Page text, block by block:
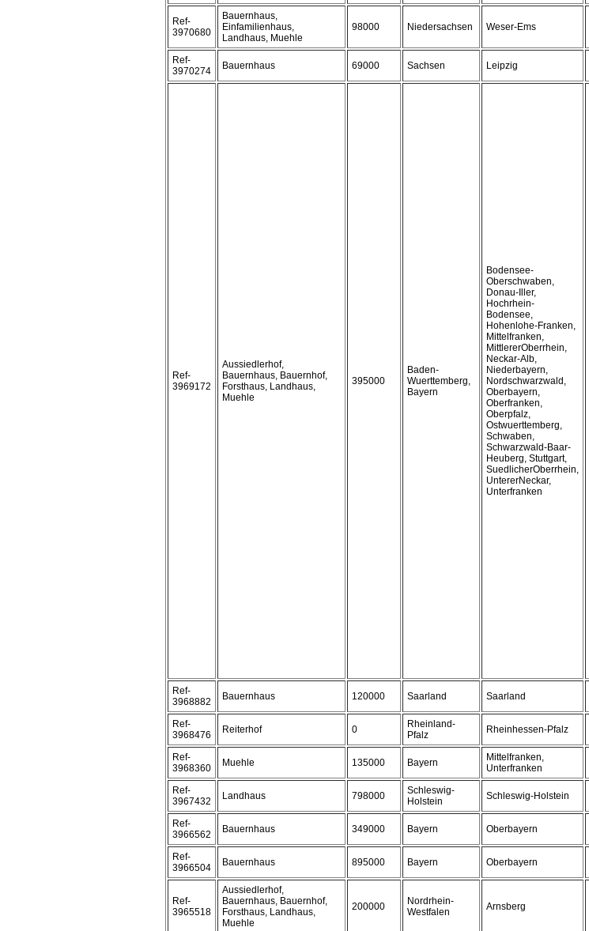
Ref-
3970680
Bauernhaus,
Einfamilienhaus,
Landhaus, Muehle
98000 Niedersachsen Weser-Ems
Ref-
3970274
Bauernhaus 69000 Sachsen Leipzig
Ref-
3969172
Aussiedlerhof,
Bauernhaus, Bauernhof,
Forsthaus, Landhaus,
Muehle
395000
Baden-
Wuerttemberg,
Bayern
Bodensee-
Oberschwaben,
Donau-Iller,
Hochrhein-
Bodensee,
Hohenlohe-Franken,
Mittelfranken,
MittlererOberrhein,
Neckar-Alb,
Niederbayern,
Nordschwarzwald,
Oberbayern,
Oberfranken,
Oberpfalz,
Ostwuerttemberg,
Schwaben,
Schwarzwald-Baar-
Heuberg, Stuttgart,
SuedlicherOberrhein,
UntererNeckar,
Unterfranken
Ref-
3968882
Bauernhaus 120000 Saarland Saarland
Ref-
3968476
Reiterhof 0
Rheinland-
Pfalz
Rheinhessen-Pfalz
Ref-
3968360
Muehle 135000 Bayern
Mittelfranken,
Unterfranken
Ref-
3967432
Landhaus 798000
Schleswig-
Holstein
Schleswig-Holstein
Ref-
3966562
Bauernhaus 349000 Bayern Oberbayern
Ref-
3966504
Bauernhaus 895000 Bayern Oberbayern
Ref-
3965518
Aussiedlerhof,
Bauernhaus, Bauernhof,
Forsthaus, Landhaus,
Muehle
200000
Nordrhein-
Westfalen
Arnsberg